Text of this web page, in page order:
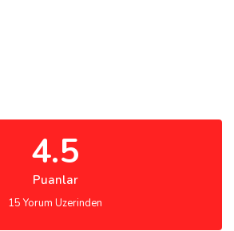
4.5
Puanlar
15 Yorum Uzerinden